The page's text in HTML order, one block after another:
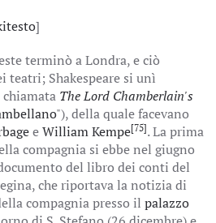
]
terminò a Londra, e ciò
teatri; Shakespeare si unì
chiamata The Lord Chamberlain's
"), della quale facevano
eWilliam Kempe[75]. La prima
compagnia si ebbe nel giugno
del libro dei conti del
che riportava la notizia di
compagnia presso il palazzo